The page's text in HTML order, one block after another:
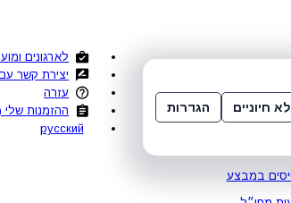
ראשי
פרייס
במבצע
לארגונים
יצירת קשר
עזרה
ההזמנות שלי
русский
חיוניים הגדרות